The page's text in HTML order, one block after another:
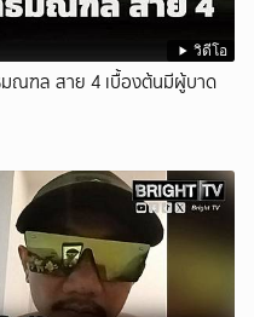
วิดีโอ
ณฑล สาย 4 เบื้องต้นมีผู้บาด